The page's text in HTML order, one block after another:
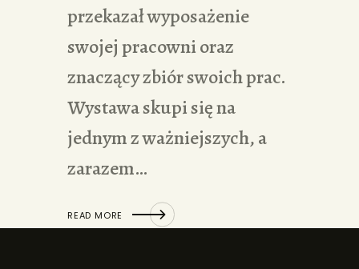
przekazał wyposażenie
swojej pracowni oraz
znaczący zbiór swoich prac.
Wystawa skupi się na
jednym z ważniejszych, a
zarazem…
READ MORE